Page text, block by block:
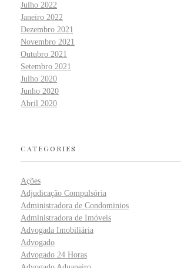
Julho 2022
Janeiro 2022
Dezembro 2021
Novembro 2021
Outubro 2021
Setembro 2021
Julho 2020
Junho 2020
Abril 2020
CATEGORIES
Ações
Adjudicação Compulsória
Administradora de Condominios
Administradora de Imóveis
Advogada Imobiliária
Advogado
Advogado 24 Horas